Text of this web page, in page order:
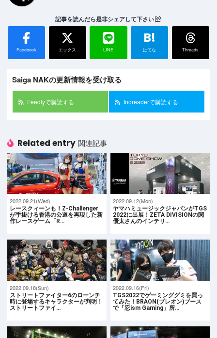
記事を読んだら是非シェアして下さい
Facebook エックス LINE
B!
はてな Threads
Saiga NAKの更新情報を受け取る
Feedlyで購読する Inoreaderで購読する
Related entry 関連記事
2022.09.21(Wed)
レースクィーンも！Z-Challenger
が手掛ける香港の公道を再現した新
作レースゲーム「R…
2022.09.12(Mon)
ヤマハミュージックジャパンがTGS
2022に出展！ZETA DIVISIONの関
優太さんのインテリ…
2022.09.18(Sun)
ストリートファイター6のローンチ
時に登場するキャラクターが判明！
ストリートファイ…
2022.09.16(Fri)
TGS2022でゲーミンググミを買っ
てみた！BRAON(ブレオン)ブース
で「忍ism Gaming」所…